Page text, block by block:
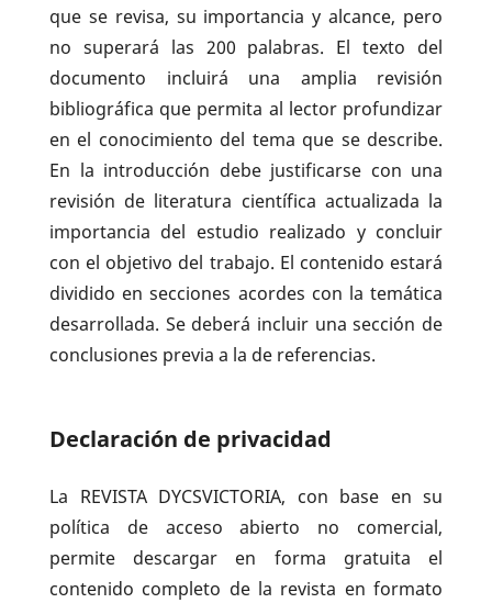
que se revisa, su importancia y alcance, pero
no superará las 200 palabras. El texto del
documento incluirá una amplia revisión
bibliográfica que permita al lector profundizar
en el conocimiento del tema que se describe.
En la introducción debe justificarse con una
revisión de literatura científica actualizada la
importancia del estudio realizado y concluir
con el objetivo del trabajo. El contenido estará
dividido en secciones acordes con la temática
desarrollada. Se deberá incluir una sección de
conclusiones previa a la de referencias.
Declaración de privacidad
La REVISTA DYCSVICTORIA, con base en su
política de acceso abierto no comercial,
permite descargar en forma gratuita el
contenido completo de la revista en formato